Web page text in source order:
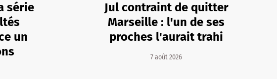
série
un
Jul contraint de quitter
Marseille : l'un de ses
proches l'aurait trahi
7 août 2026